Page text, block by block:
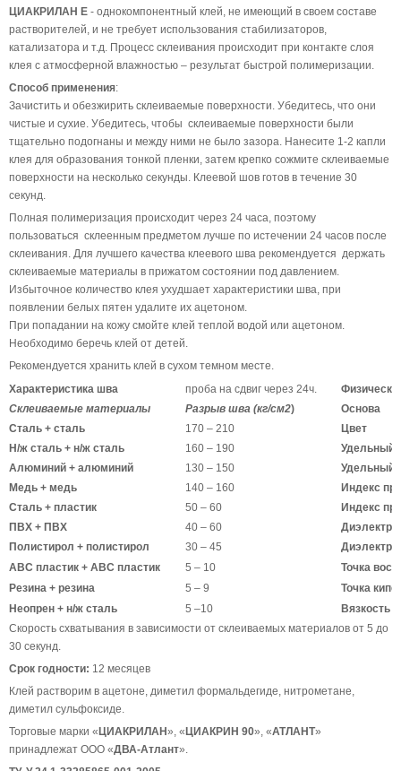
ЦИАКРИЛАН Е - однокомпонентный клей, не имеющий в своем составе
растворителей, и не требует использования стабилизаторов,
катализатора и т.д. Процесс склеивания происходит при контакте слоя
клея с атмосферной влажностью – результат быстрой полимеризации.
Способ применения:
Зачистить и обезжирить склеиваемые поверхности. Убедитесь, что они
чистые и сухие. Убедитесь, чтобы склеиваемые поверхности были
тщательно подогнаны и между ними не было зазора. Нанесите 1-2 капли
клея для образования тонкой пленки, затем крепко сожмите склеиваемые
поверхности на несколько секунды. Клеевой шов готов в течение 30
секунд.
Полная полимеризация происходит через 24 часа, поэтому
пользоваться склеенным предметом лучше по истечении 24 часов после
склеивания. Для лучшего качества клеевого шва рекомендуется держать
склеиваемые материалы в прижатом состоянии под давлением.
Избыточное количество клея ухудшает характеристики шва, при
появлении белых пятен удалите их ацетоном.
При попадании на кожу смойте клей теплой водой или ацетоном.
Необходимо беречь клей от детей.
Рекомендуется хранить клей в сухом темном месте.
Характеристика шва
проба на сдвиг через 24ч.
Склеиваемые материалы
Разрыв шва (кг/см2)
Основа
Сталь + сталь
170 – 210
Цвет
Н/ж сталь + н/ж сталь
160 – 190
Удельный
Алюминий + алюминий
130 – 150
Удельный
Медь + медь
140 – 160
Индекс
Сталь + пластик
50 – 60
Индекс
ПВХ + ПВХ
40 – 60
Полистирол + полистирол
30 – 45
АВС пластик + АВС пластик
5 – 10
Точка
Резина + резина
5 – 9
Точка
Неопрен + н/ж сталь
5 –10
Вязкость
Скорость схватывания в зависимости от склеиваемых материалов от 5 до
30 секунд.
Срок годности: 12 месяцев
Клей растворим в ацетоне, диметил формальдегиде, нитрометане,
диметил сульфоксиде.
Торговые марки « ЦИАКРИЛАН », « ЦИАКРИН 90», «АТЛАНТ»
принадлежат ООО «ДВА-Атлант».